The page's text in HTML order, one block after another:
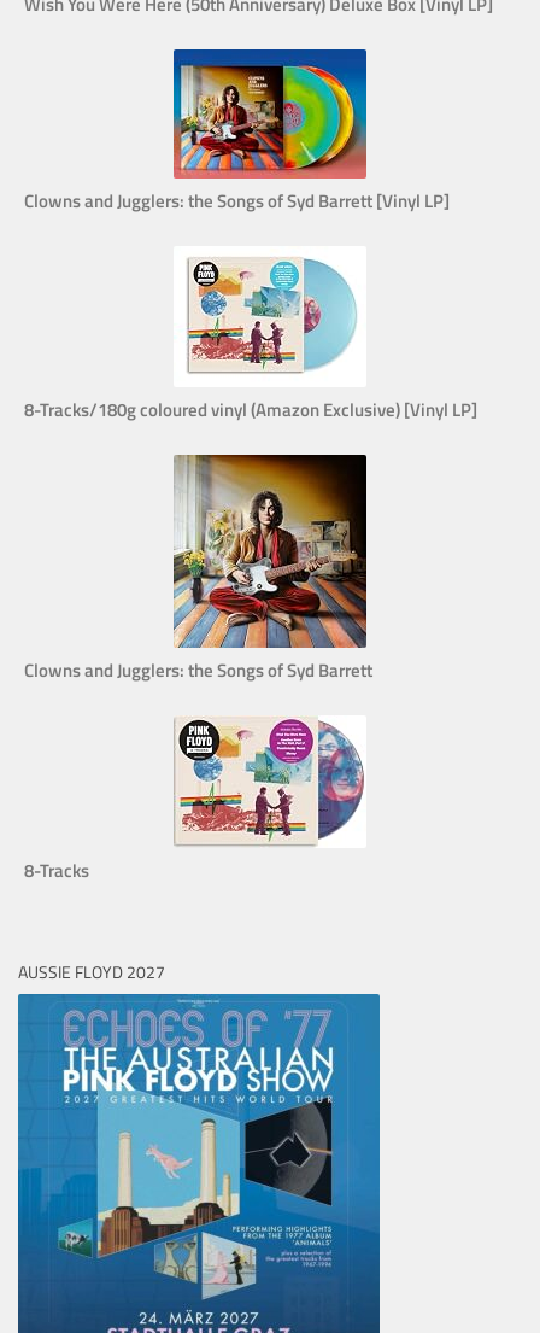
Clowns and Jugglers: the Songs of Syd Barrett [Vinyl LP]
8-Tracks/180g coloured vinyl (Amazon Exclusive) [Vinyl LP]
Clowns and Jugglers: the Songs of Syd Barrett
8-Tracks
AUSSIE FLOYD 2027